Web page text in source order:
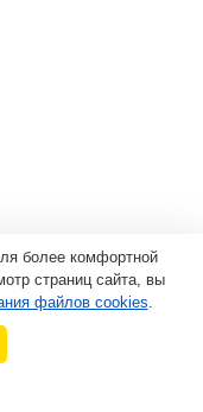
более комфортной
страниц сайта, вы
файлов cookies.